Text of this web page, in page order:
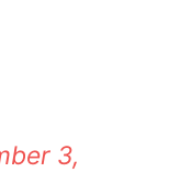
3,